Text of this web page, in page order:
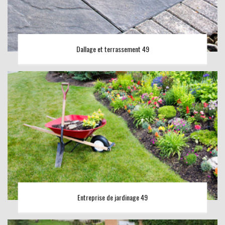
Dallage et terrassement 49
Entreprise de jardinage 49